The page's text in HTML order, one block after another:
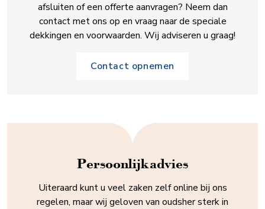
afsluiten of een offerte aanvragen? Neem dan
contact met ons op en vraag naar de speciale
dekkingen en voorwaarden. Wij adviseren u graag!
Contact opnemen
Persoonlijk advies
Uiteraard kunt u veel zaken zelf online bij ons
regelen, maar wij geloven van oudsher sterk in